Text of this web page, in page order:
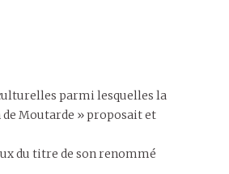
parmi lesquelles la
de Moutarde » proposait et
du titre de son renommé